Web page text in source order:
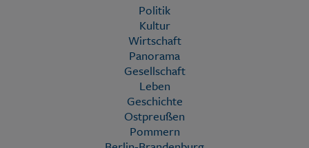
Politik
Kultur
Wirtschaft
Panorama
Gesellschaft
Leben
Geschichte
Ostpreußen
Pommern